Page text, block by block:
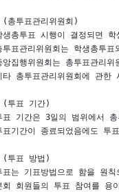
총투표관리위원회)
총투표 시행이 결정되면 학
표관리위원회는 학생총투표
집행위원회는 총투표관리위
총투표관리위원회에 관한
(투표 기간)
기간은 3일의 범위에서 총
기간이 종료되었음에도 투
(투표 방법)
는 기표방법으로 함을 원칙
회원들의 투표 참여를 용